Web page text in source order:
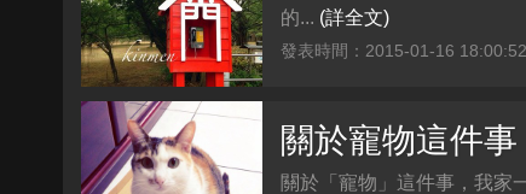
的... (詳全文)
發表時間：2015-01-16
關於寵物這件事
關於「寵物」這件事，我家